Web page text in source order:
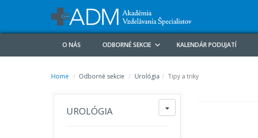
O NÁS ODBORNÉ SEKCIE KALENDÁR PODUJATÍ
Home Odborné sekcie Urológia Tipy a triky
UROLÓGIA